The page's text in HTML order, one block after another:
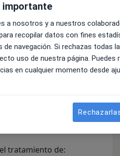
y la salud. Mi
ya seas un deportista de
de vida y volver a su
me permite tener una
que busco el origen del
tratamiento de:
importante
a nosotros y a nuestros
recopilar datos con fines
de navegación. Si rechazas todas
uso de nuestra página.
en cualquier momento desde